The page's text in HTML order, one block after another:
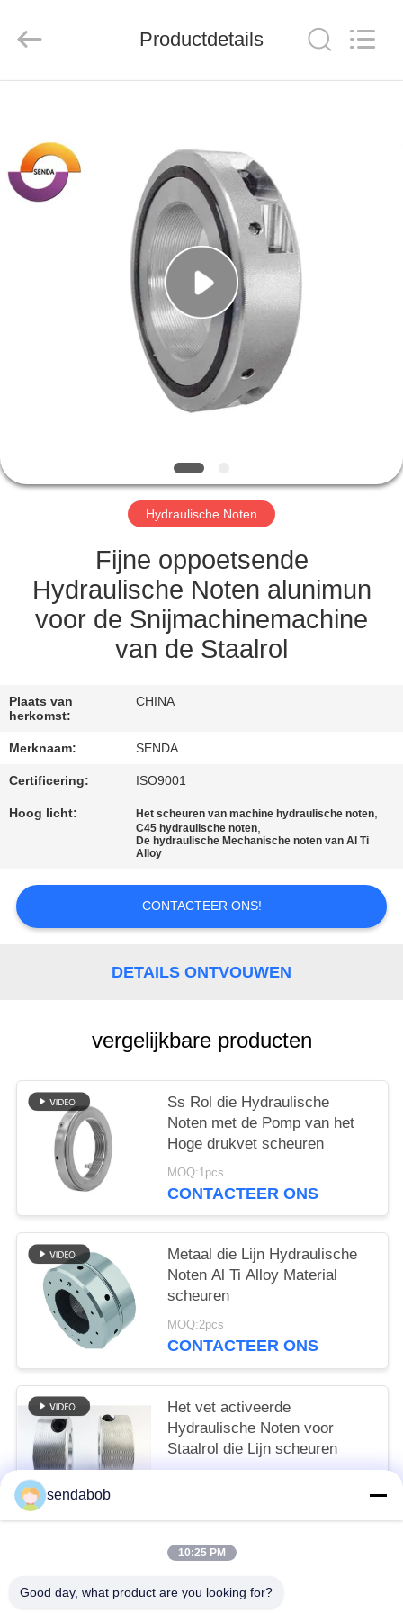
PRODUCTEN
VIDEO'S
FABRIEKSTOCHT
KWALITEITSCONTROLE
NIEUWS
GEVALLEN
VRAAG
EEN
OFFERTE
SITEMAP
PRIVACYBELEID
Productdetails
Hydraulische Noten
Fijne oppoetsende
Hydraulische Noten alunimun
voor de Snijmachinemachine
van de Staalrol
Plaats van
herkomst:
CHINA
Merknaam: SENDA
Certificering: ISO9001
Hoog licht: Het scheuren van machine hydraulische noten,
C45 hydraulische noten,
De hydraulische Mechanische noten van Al Ti
Alloy
CONTACTEER ONS!
DETAILS ONTVOUWEN
vergelijkbare producten
Ss Rol die Hydraulische
Noten met de Pomp van het
Hoge drukvet scheuren
MOQ:1pcs
CONTACTEER ONS
Metaal die Lijn Hydraulische
Noten Al Ti Alloy Material
scheuren
MOQ:2pcs
CONTACTEER ONS
Het vet activeerde
Hydraulische Noten voor
Staalrol die Lijn scheuren
sendabob
10:25 PM
Good day, what product are you looking for?